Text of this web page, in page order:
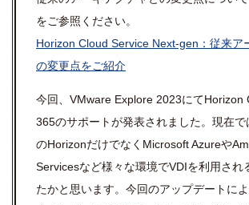
をご参照ください。
Horizon Cloud Service Next-gen：従来ア
の変更点をご紹介
今回、 VMware Explore 2023にてHorizon
365のサポートが発表されました。現在で
のHorizonだけでなく Microsoft Azureや
Servicesなど様々な環境でVDIを利用され
たかと思います。今回のアップデートによ